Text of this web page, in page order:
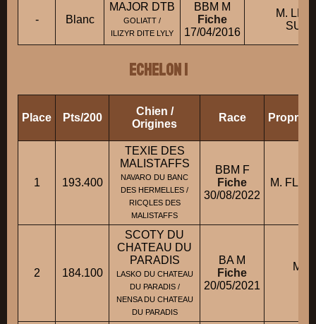
- Blanc
MAJOR DTB
GOLIATT /
ILIZYR DITE LYLY
BBM M
Fiche
17/04/2016
M.
ECHELON 1
Place Pts/200
Chien /
Origines
Race
1 193.400
TEXIE DES
MALISTAFFS
NAVARO DU BANC
DES HERMELLES /
RICQLES DES
MALISTAFFS
BBM F
Fiche
30/08/2022
M.
2 184.100
SCOTY DU
CHATEAU DU
PARADIS
LASKO DU CHATEAU
DU PARADIS /
NENSA DU CHATEAU
DU PARADIS
BA M
Fiche
20/05/2021